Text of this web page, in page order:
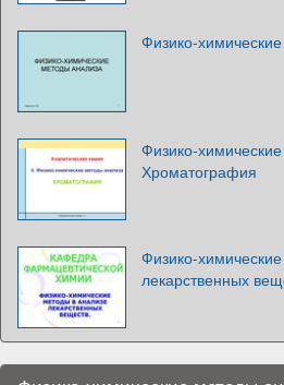
Физико-
Физико-
Хроматография
Физико-
лекарственных